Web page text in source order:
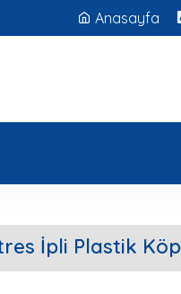
Anasayfa
İpli Plastik